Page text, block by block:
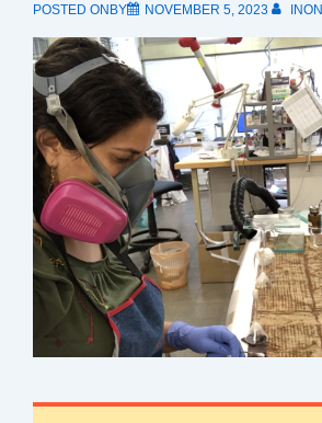
POSTED ONBY NOVEMBER 5, 2023 INON